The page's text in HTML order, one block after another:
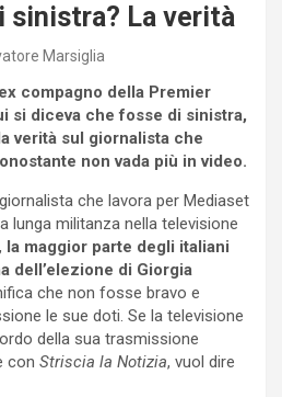
sinistra? La verità
Marsiglia
compagno della Premier
si diceva che fosse di sinistra,
verità sul giornalista che
non vada più in video.
che lavora per Mediaset
lunga militanza nella televisione
la maggior parte degli italiani
dell’elezione di Giorgia
che non fosse bravo e
le sue doti. Se la televisione
della sua trasmissione
con Striscia la Notizia, vuol dire